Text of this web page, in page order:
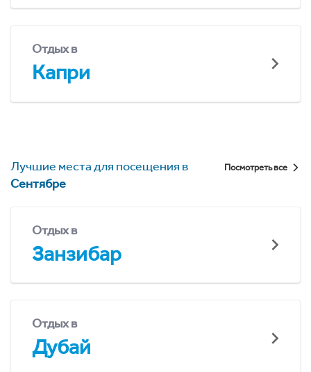
Отдых в
Капри
Лучшие места для посещения в
Сентябре
Посмотреть все
Отдых в
Занзибар
Отдых в
Дубай